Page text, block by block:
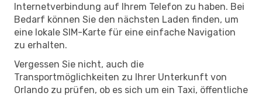
Internetverbindung auf Ihrem Telefon zu haben. Bei
Bedarf können Sie den nächsten Laden finden, um
eine lokale SIM-Karte für eine einfache Navigation
zu erhalten.
Vergessen Sie nicht, auch die
Transportmöglichkeiten zu Ihrer Unterkunft von
Orlando zu prüfen, ob es sich um ein Taxi, öffentliche